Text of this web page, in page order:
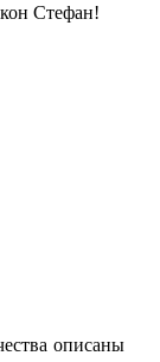
Стефан!
описаны